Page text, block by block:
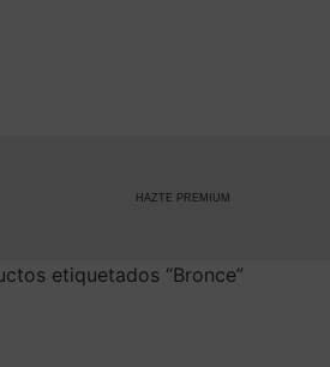
HAZTE PREMIUM
etiquetados “Bronce”